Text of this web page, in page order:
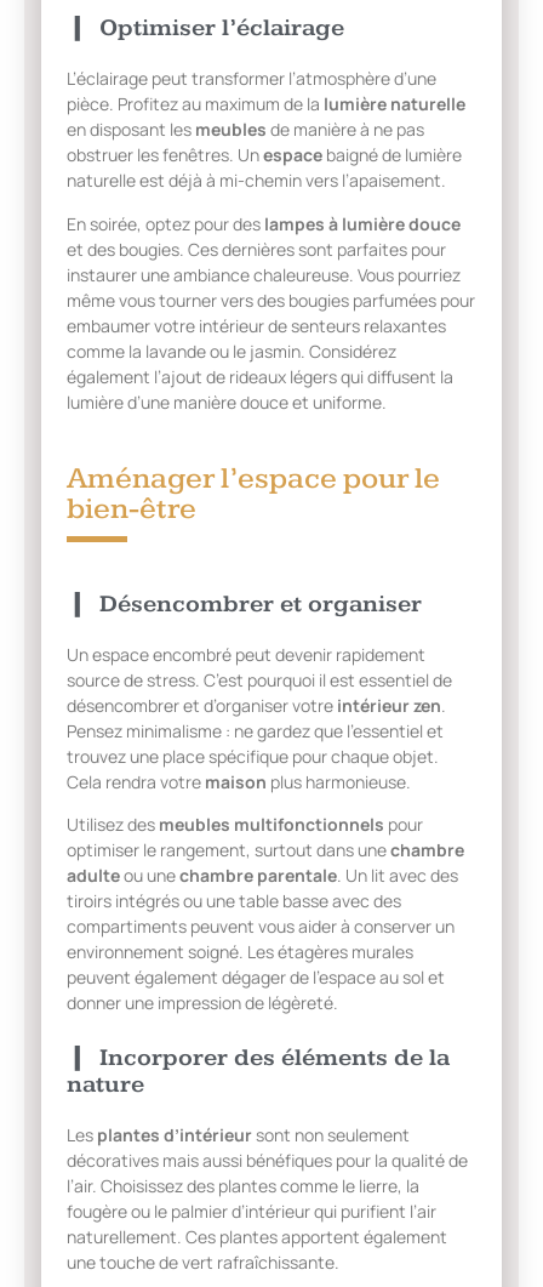
Optimiser l’éclairage
L’éclairage peut transformer l’atmosphère d’une
pièce. Profitez au maximum de la lumière naturelle
en disposant les meubles de manière à ne pas
obstruer les fenêtres. Unespace baigné de lumière
naturelle est déjà à mi-chemin vers l’apaisement.
En soirée, optez pour des lampes à lumière douce
et des bougies. Ces dernières sont parfaites pour
instaurer une ambiance chaleureuse. Vous pourriez
même vous tourner vers des bougies parfumées pour
embaumer votre intérieur de senteurs relaxantes
comme la lavande ou le jasmin. Considérez
également l’ajout de rideaux légers qui diffusent la
lumière d’une manière douce et uniforme.
Aménager l’espace pour le
bien-être
Désencombrer et organiser
Un espace encombré peut devenir rapidement
source de stress. C’est pourquoi il est essentiel de
désencombrer et d’organiser votre intérieur zen
Pensez minimalisme : ne gardez que l’essentiel et
trouvez une place spécifique pour chaque objet.
Cela rendra votre maison plus harmonieuse.
Utilisez des meubles multifonctionnels pour
optimiser le rangement, surtout dans unechambre
adulteou unechambre parentale. Un lit avec des
tiroirs intégrés ou une table basse avec des
compartiments peuvent vous aider à conserver un
environnement soigné. Les étagères murales
peuvent également dégager de l’espace au sol et
donner une impression de légèreté.
Incorporer des éléments de la
nature
Les plantes d’intérieursont non seulement
décoratives mais aussi bénéfiques pour la qualité de
l’air. Choisissez des plantes comme le lierre, la
fougère ou le palmier d’intérieur qui purifient l’air
naturellement. Ces plantes apportent également
une touche de vert rafraîchissante.